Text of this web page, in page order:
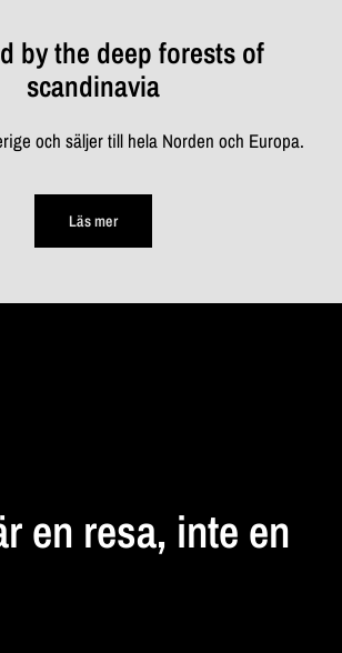
by the deep forests of
scandinavia
och säljer till hela Norden och Europa.
Läs mer
en resa, inte en